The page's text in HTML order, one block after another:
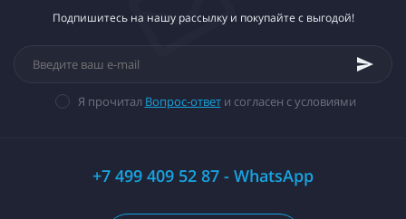
Подпишитесь на нашу рассылку и покупайте с выгодой!
Я прочитал Вопрос-ответи согласен с условиями
+7 499 409 52 87 - WhatsApp